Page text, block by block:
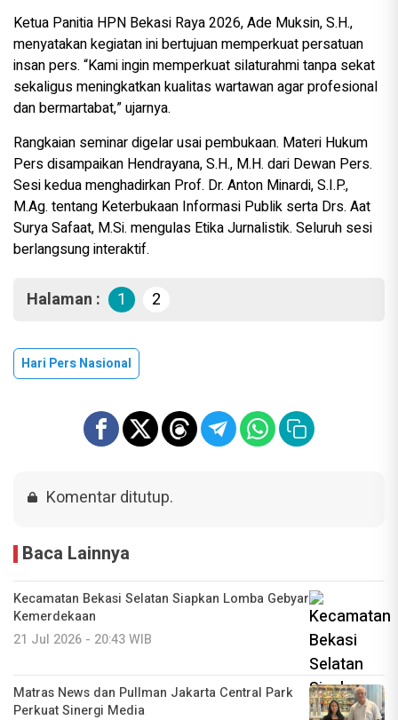
Ketua Panitia HPN Bekasi Raya 2026, Ade Muksin, S.H.,
menyatakan kegiatan ini bertujuan memperkuat persatuan
insan pers. “Kami ingin memperkuat silaturahmi tanpa sekat
sekaligus meningkatkan kualitas wartawan agar profesional
dan bermartabat,” ujarnya.
Rangkaian seminar digelar usai pembukaan. Materi Hukum
Pers disampaikan Hendrayana, S.H., M.H. dari Dewan Pers.
Sesi kedua menghadirkan Prof. Dr. Anton Minardi, S.I.P.,
M.Ag. tentang Keterbukaan Informasi Publik serta Drs. Aat
Surya Safaat, M.Si. mengulas Etika Jurnalistik. Seluruh sesi
berlangsung interaktif.
Halaman : 1 2
Hari Pers Nasional
Komentar ditutup.
Baca Lainnya
Kecamatan Bekasi Selatan Siapkan Lomba Gebyar
Kemerdekaan
21 Jul 2026 - 20:43 WIB
Matras News dan Pullman Jakarta Central Park
Perkuat Sinergi Media